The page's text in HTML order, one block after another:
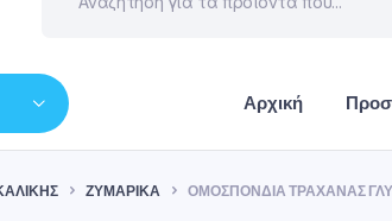
Αρχική
ΖΥΜΑΡΙΚΆ ΟΜΟΣΠΟΝΔΊΑ ΤΡΑΧΑΝΆΣ